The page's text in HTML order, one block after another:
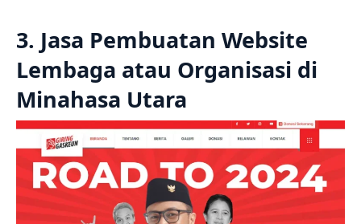
3. Jasa Pembuatan Website
Lembaga atau Organisasi di
Minahasa Utara